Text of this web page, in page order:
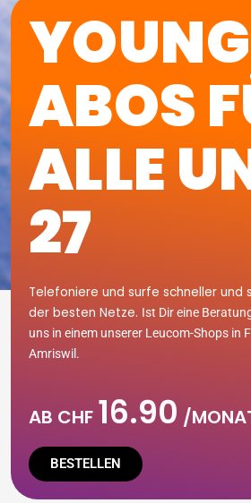
YOUNG
ABOS
ALLE
27
Telefoniere und surfe schneller und
der besten Netze. Ist Dir eine
uns in einem unserer Leucom-Shops in
Amriswil.
AB CHF 16.90 /
BESTELLEN